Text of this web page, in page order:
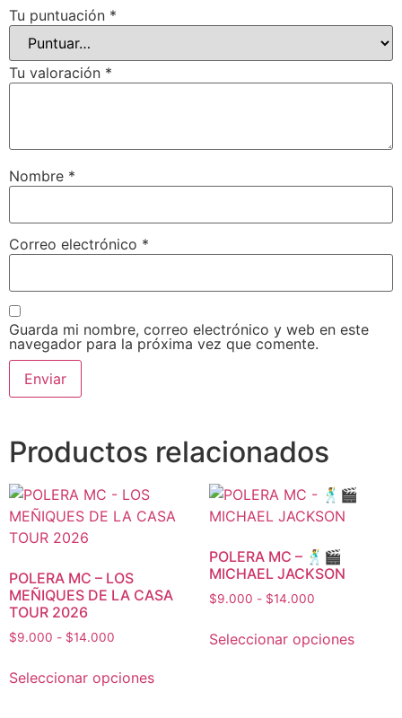
Tu puntuación *
Tu valoración *
Nombre *
Correo electrónico *
Guarda mi nombre, correo electrónico y web en este
navegador para la próxima vez que comente.
Productos relacionados
POLERA MC – LOS
MEÑIQUES DE LA CASA
TOUR 2026
$9.000 - $14.000
Seleccionar opciones
POLERA MC – 🕺🎬
MICHAEL JACKSON
$9.000 - $14.000
Seleccionar opciones